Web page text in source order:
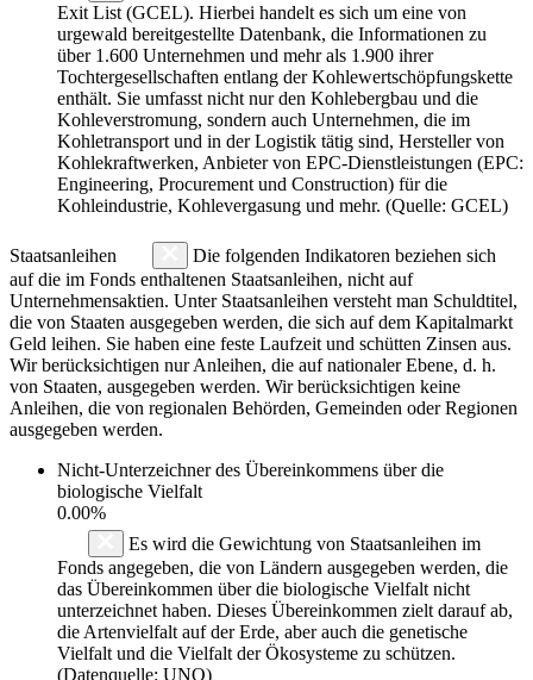
Exit List (GCEL). Hierbei handelt es sich um eine von
urgewald bereitgestellte Datenbank, die Informationen zu
über 1.600 Unternehmen und mehr als 1.900 ihrer
Tochtergesellschaften entlang der Kohlewertschöpfungskette
enthält. Sie umfasst nicht nur den Kohlebergbau und die
Kohleverstromung, sondern auch Unternehmen, die im
Kohletransport und in der Logistik tätig sind, Hersteller von
Kohlekraftwerken, Anbieter von EPC-Dienstleistungen (EPC:
Engineering, Procurement und Construction) für die
Kohleindustrie, Kohlevergasung und mehr. (Quelle: GCEL)
Staatsanleihen
Die folgenden Indikatoren beziehen sich
auf die im Fonds enthaltenen Staatsanleihen, nicht auf
Unternehmensaktien. Unter Staatsanleihen versteht man Schuldtitel,
die von Staaten ausgegeben werden, die sich auf dem Kapitalmarkt
Geld leihen. Sie haben eine feste Laufzeit und schütten Zinsen aus.
Wir berücksichtigen nur Anleihen, die auf nationaler Ebene, d. h.
von Staaten, ausgegeben werden. Wir berücksichtigen keine
Anleihen, die von regionalen Behörden, Gemeinden oder Regionen
ausgegeben werden.
Nicht-Unterzeichner des Übereinkommens über die
biologische Vielfalt
0.00%
Es wird die Gewichtung von Staatsanleihen im
Fonds angegeben, die von Ländern ausgegeben werden, die
das Übereinkommen über die biologische Vielfalt nicht
unterzeichnet haben. Dieses Übereinkommen zielt darauf ab,
die Artenvielfalt auf der Erde, aber auch die genetische
Vielfalt und die Vielfalt der Ökosysteme zu schützen.
(Datenquelle: UNO)